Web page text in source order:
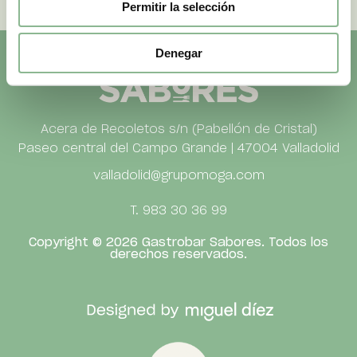
Permitir la selección
Denegar
Acera de Recoletos s/n (Pabellón de Cristal)
Paseo central del Campo Grande | 47004 Valladolid
valladolid@grupomoga.com
T. 983 30 36 99
Copyright © 2026 Gastrobar Sabores. Todos los
derechos reservados.